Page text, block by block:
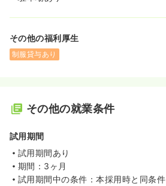
その他の福利厚生
制服貸与あり
その他の就業条件
試用期間
試用期間あり
期間：3ヶ月
試用期間中の条件：本採用時と同条件